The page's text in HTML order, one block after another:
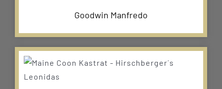
Goodwin Manfredo